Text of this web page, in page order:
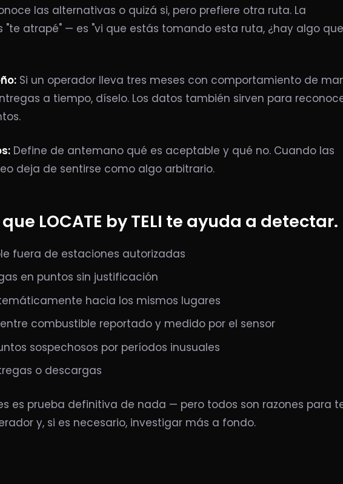
las alternativas o quizá si, pero prefiere otra ruta. La
"te atrapé" — es "vi que estás tomando esta ruta, ¿hay algo
Si un operador lleva tres meses con comportamiento de
a tiempo, díselo. Los datos también sirven para
Define de antemano qué es aceptable y qué no. Cuando las
deja de sentirse como algo arbitrario.
LOCATE by TELI te ayuda a detectar.
fuera de estaciones autorizadas
en puntos sin justificación
hacia los mismos lugares
combustible reportado y medido por el sensor
sospechosos por períodos inusuales
o descargas
es prueba definitiva de nada — pero todos son razones para
y, si es necesario, investigar más a fondo.